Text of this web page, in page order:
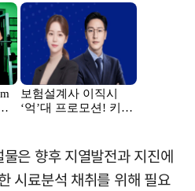
은 향후 지열발전과 지진에
시료분석 채취를 위해 필요